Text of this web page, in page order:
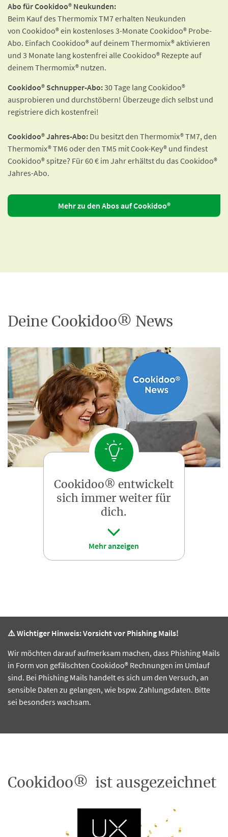
Abo für Cookidoo® Neukunden:
Beim Kauf des Thermomix TM7 erhalten Neukunden
von Cookidoo® ein kostenloses 3-Monate Cookidoo® Probe-
Abo. Einfach Cookidoo® auf deinem Thermomix® aktivieren
und 3 Monate lang kostenfrei alle Cookidoo® Rezepte auf
deinem Thermomix® nutzen.
Cookidoo® Schnupper-Abo:30 Tage lang Cookidoo®
ausprobieren und durchstöbern! Überzeuge dich selbst und
registriere dich kostenfrei!
Cookidoo® Jahres-Abo: Du besitzt den Thermomix® TM7, den
Thermomix® TM6 oder den TM5 mit Cook-Key® und findest
Cookidoo® spitze? Für 60 € im Jahr erhältst du das Cookidoo®
Jahres-Abo.
Mehr zu den Abos auf Cookidoo®
Deine Cookidoo® News
Cookidoo® entwickelt
sich immer weiter für
dich.
Mehr anzeigen
⚠️ Wichtiger Hinweis: Vorsicht vor Phishing Mails!
Wir möchten darauf aufmerksam machen, dass Phishing Mails
in Form von gefälschten Cookidoo® Rechnungen im Umlauf
sind. Bei Phishing Mails handelt es sich um den Versuch, an
sensible Daten zu gelangen, wie bspw. Zahlungsdaten. Bitte
sei besonders wachsam.
Cookidoo® ist ausgezeichnet